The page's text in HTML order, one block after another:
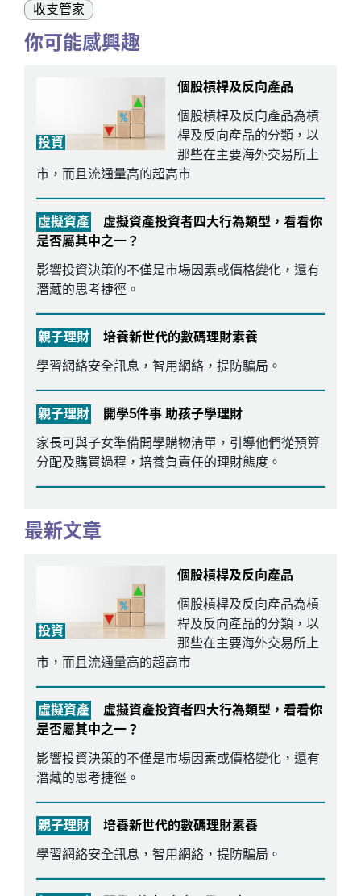
收支管家
你可能感興趣
投資
個股槓桿及反向產品
個股槓桿及反向產品為槓
桿及反向產品的分類，以
那些在主要海外交易所上
市，而且流通量高的超高市
虛擬資產
虛擬資產投資者四大行為類型，看看你
是否屬其中之一？
影響投資決策的不僅是市場因素或價格變化，還有
潛藏的思考捷徑。
親子理財
培養新世代的數碼理財素養
學習網絡安全訊息，智用網絡，提防騙局。
親子理財
開學5件事 助孩子學理財
家長可與子女準備開學購物清單，引導他們從預算
分配及購買過程，培養負責任的理財態度。
最新文章
投資
個股槓桿及反向產品
個股槓桿及反向產品為槓
桿及反向產品的分類，以
那些在主要海外交易所上
市，而且流通量高的超高市
虛擬資產
虛擬資產投資者四大行為類型，看看你
是否屬其中之一？
影響投資決策的不僅是市場因素或價格變化，還有
潛藏的思考捷徑。
親子理財
培養新世代的數碼理財素養
學習網絡安全訊息，智用網絡，提防騙局。